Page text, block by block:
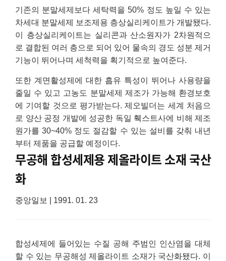
기존의 분말세제보다 세탁력을 50% 정도 높일 수 있는
차세대 분말세제 보조제용 층상실리케이트가 개발됐다.
이 층상실리케이트는 실리콘과 산소원자가 2차원적으
로 결합된 여러 층으로 되어 있어 물속의 경도 성분 제거
기능이 뛰어나며 세척력을 획기적으로 높여준다.
또한 계면활성제에 대한 흡유 특성이 뛰어나 사용량을
줄일 수 있고 고농도 분말세제 제조가 가능해 환경보호
에 기여할 것으로 평가받는다. 제오빌더는 세계 처음으
로 양산 공정 개발에 성공한 독일 훽스트사에 비해 제조
원가를 30~40% 정도 절감할 수 있는 설비를 갖춰 내년
부터 제품을 공급할 예정이다.
무공해 합성세제용 제올라이트 소재 국산
화
중앙일보 | 1991. 01. 23
합성세제에 들어있는 수질 공해 주범인 인산염을 대체
할 수 있는 무공해성 제올라이트 소재가 국산화됐다. 이